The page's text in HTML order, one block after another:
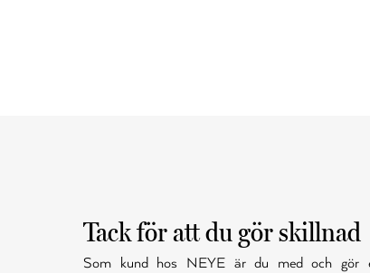
Tack för att du gör skillnad
Som kund hos NEYE är du med och gör